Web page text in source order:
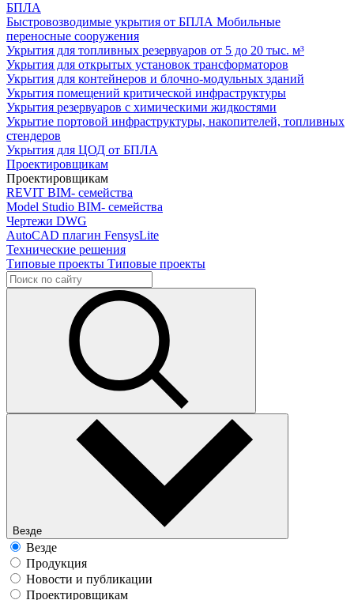
БПЛА
Быстровозводимые укрытия от БПЛА Мобильные
переносные сооружения
Укрытия для топливных резервуаров от 5 до 20 тыс. м³
Укрытия для открытых установок трансформаторов
Укрытия для контейнеров и блочно-модульных зданий
Укрытия помещений критической инфраструктуры
Укрытия резервуаров с химическими жидкостями
Укрытие портовой инфраструктуры, накопителей, топливных
стендеров
Укрытия для ЦОД от БПЛА
Проектировщикам
Проектировщикам
REVIT BIM- семейства
Model Studio BIM- семейства
Чертежи DWG
AutoCAD плагин FensysLite
Технические решения
Типовые проекты Типовые проекты
Везде
Везде
Продукция
Новости и публикации
Проектировщикам